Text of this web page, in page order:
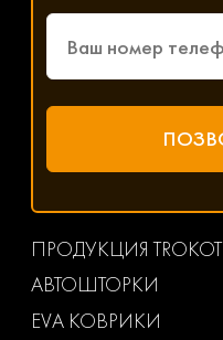
ПРОДУКЦИЯ TROKOT
АВТОШТОРКИ
EVA КОВРИКИ